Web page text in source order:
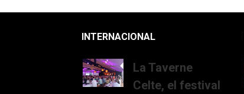
INTERNACIONAL
La Taverne
Celte, el festival